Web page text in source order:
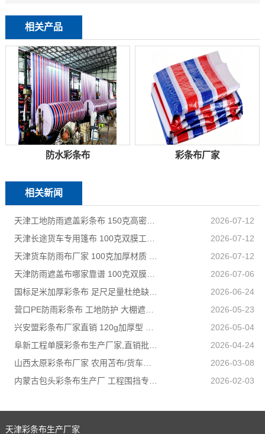
相关产品
防水彩条布 彩条布厂家
相关新闻
天津工地防雨遮盖彩条布 150克高密度 基建施工防尘防水
2026-07-12
2026-07-12
2026-07-12
天津防雨遮盖布哪家靠谱 100克双膜加厚款适配高栏货车长途盖货
2026-07-06
国标足米加厚彩条布 足尺足量杜绝缺尺少米
2026-06-24
营口PE防雨彩条布 工地防护 大棚遮盖 3×50米 耐寒耐用
2026-05-23
2026-05-04
2026-04-24
山西太原彩条布厂家 农用苫布/货车篷布 支持来样加工定制
2026-03-08
2026-02-03
天津彩条布生产厂家